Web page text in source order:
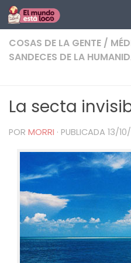
Saltar al contenido
COSAS DE LA GENTE /
SANDECES DE LA
La secta
POR MORRI · PUBLICADA 13/